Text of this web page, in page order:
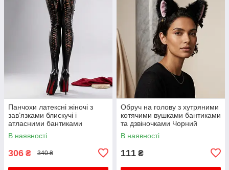
Панчохи латексні жіночі з
зав’язками блискучі і
атласними бантиками
S/M/L/XL (2,3,4) Чорні
В наявності
306 ₴ 340 ₴
Обруч на голову з хутряними
котячими вушками бантиками
та дзвіночками Чорний
В наявності
111 ₴